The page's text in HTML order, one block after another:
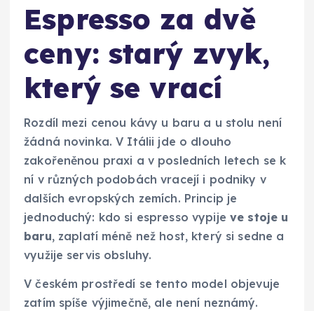
Espresso za dvě
ceny: starý zvyk,
který se vrací
Rozdíl mezi cenou kávy u baru a u stolu není
žádná novinka. V Itálii jde o dlouho
zakořeněnou praxi a v posledních letech se k
ní v různých podobách vracejí i podniky v
dalších evropských zemích. Princip je
jednoduchý: kdo si espresso vypijeve stoje u
baru, zaplatí méně než host, který si sedne a
využije servis obsluhy.
V českém prostředí se tento model objevuje
zatím spíše výjimečně, ale není neznámý.